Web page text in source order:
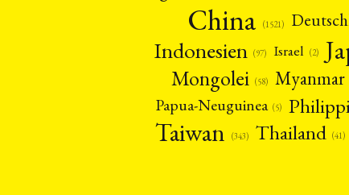
China (1521)
Indonesien (97) Israel (2)
Mongolei (58) Myanmar
Papua-Neuguinea (5)
Taiwan (343) Thailand (41)